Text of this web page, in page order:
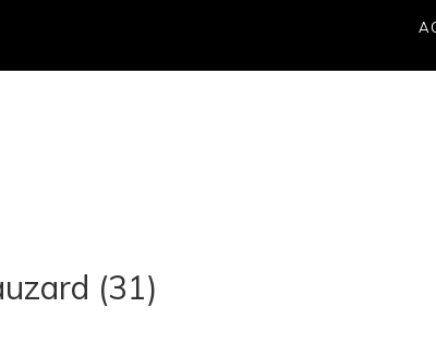
(31)